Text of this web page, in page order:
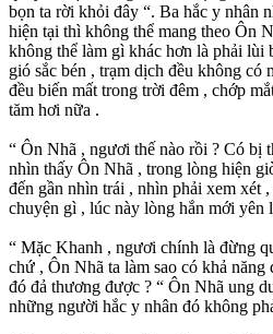
bọn ta rời khỏi đây “. Ba hắc y nhân
hiện tại thì không thể mang theo Ôn
không thể làm gì khác hơn là phải lùi
gió sắc bén , trạm dịch đều không có
đều biến mất trong trời đêm , chớp
tăm hơi nữa .
“ Ôn Nhã , ngươi thế nào rồi ? Có bị
nhìn thấy Ôn Nhã , trong lòng hiện
đến gần nhìn trái , nhìn phải xem xét
chuyện gì , lúc này lòng hắn mới yên
“ Mặc Khanh , ngươi chính là đừng
chứ , Ôn Nhã ta làm sao có khả
đó đả thương được ? “ Ôn Nhã ung
những người hắc y nhân đó không